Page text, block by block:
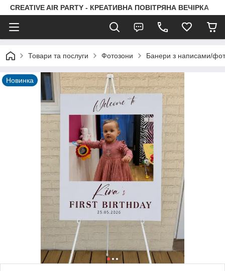
CREATIVE AIR PARTY - КРЕАТИВНА ПОВІТРЯНА ВЕЧІРКА
Товари та послуги Фотозони Банери з написами/
Новинка